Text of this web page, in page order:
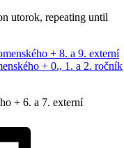
utorok, repeating until
+ 8. a 9. externí
+ 0., 1. a 2. ročník
+ 6. a 7. externí